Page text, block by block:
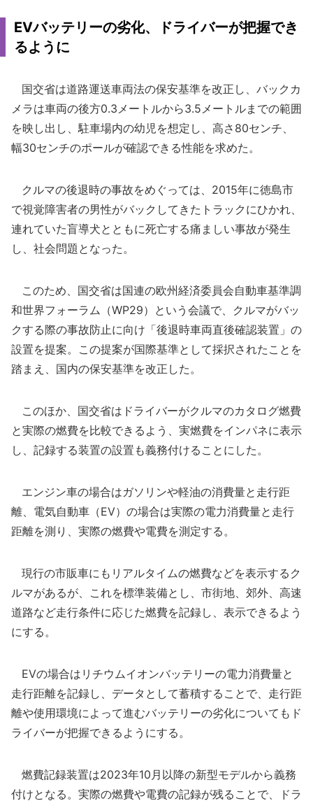
EVバッテリーの劣化、ドライバーが把握でき
るように
国交省は道路運送車両法の保安基準を改正し、バックカ
メラは車両の後方0.3メートルから3.5メートルまでの範囲
を映し出し、駐車場内の幼児を想定し、高さ80センチ、
幅30センチのポールが確認できる性能を求めた。
クルマの後退時の事故をめぐっては、2015年に徳島市
で視覚障害者の男性がバックしてきたトラックにひかれ、
連れていた盲導犬とともに死亡する痛ましい事故が発生
し、社会問題となった。
このため、国交省は国連の欧州経済委員会自動車基準調
和世界フォーラム（WP29）という会議で、クルマがバッ
クする際の事故防止に向け「後退時車両直後確認装置」の
設置を提案。この提案が国際基準として採択されたことを
踏まえ、国内の保安基準を改正した。
このほか、国交省はドライバーがクルマのカタログ燃費
と実際の燃費を比較できるよう、実燃費をインパネに表示
し、記録する装置の設置も義務付けることにした。
エンジン車の場合はガソリンや軽油の消費量と走行距
離、電気自動車（EV）の場合は実際の電力消費量と走行
距離を測り、実際の燃費や電費を測定する。
現行の市販車にもリアルタイムの燃費などを表示するク
ルマがあるが、これを標準装備とし、市街地、郊外、高速
道路など走行条件に応じた燃費を記録し、表示できるよう
にする。
EVの場合はリチウムイオンバッテリーの電力消費量と
走行距離を記録し、データとして蓄積することで、走行距
離や使用環境によって進むバッテリーの劣化についてもド
ライバーが把握できるようにする。
燃費記録装置は2023年10月以降の新型モデルから義務
付けとなる。実際の燃費や電費の記録が残ることで、ドラ